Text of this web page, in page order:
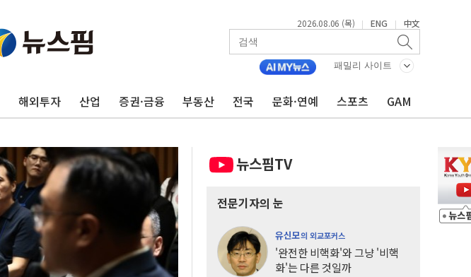
2026.08.06 (목) | ENG | 中文
패밀리 사이트
해외투자 산업 증권·금융 부동산 전국 문화·연예 스포츠 GAM
뉴스핌TV
전문기자의 눈
유신모의 외교포커스
'완전한 비핵화'와 그냥 '비핵
화'는 다른 것일까